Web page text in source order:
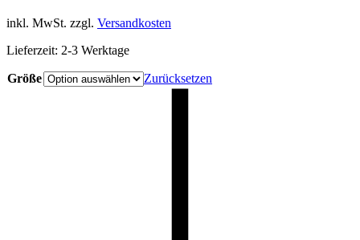
war:
ist:
inkl. MwSt. zzgl. Versandkosten
Lieferzeit: 2-3 Werktage
Größe Zurücksetzen